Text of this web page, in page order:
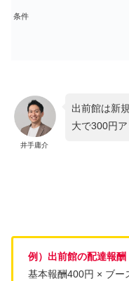
条件
井手庸介
出前館は新
大で300円
例）出前館の配達報酬
基本報酬400円 × ブー